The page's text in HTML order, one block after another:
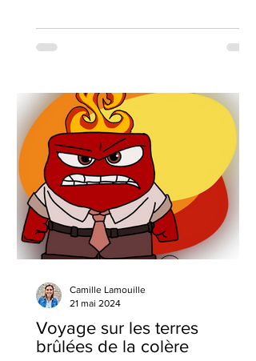
Voyage sur les terres
brûlées de la colère
Camille Lamouille
21 mai 2024